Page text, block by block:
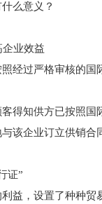
么意义？
业效益
经过严格审核的
得知供方已按照
该企业订立供销合
证”
益，设置了种种